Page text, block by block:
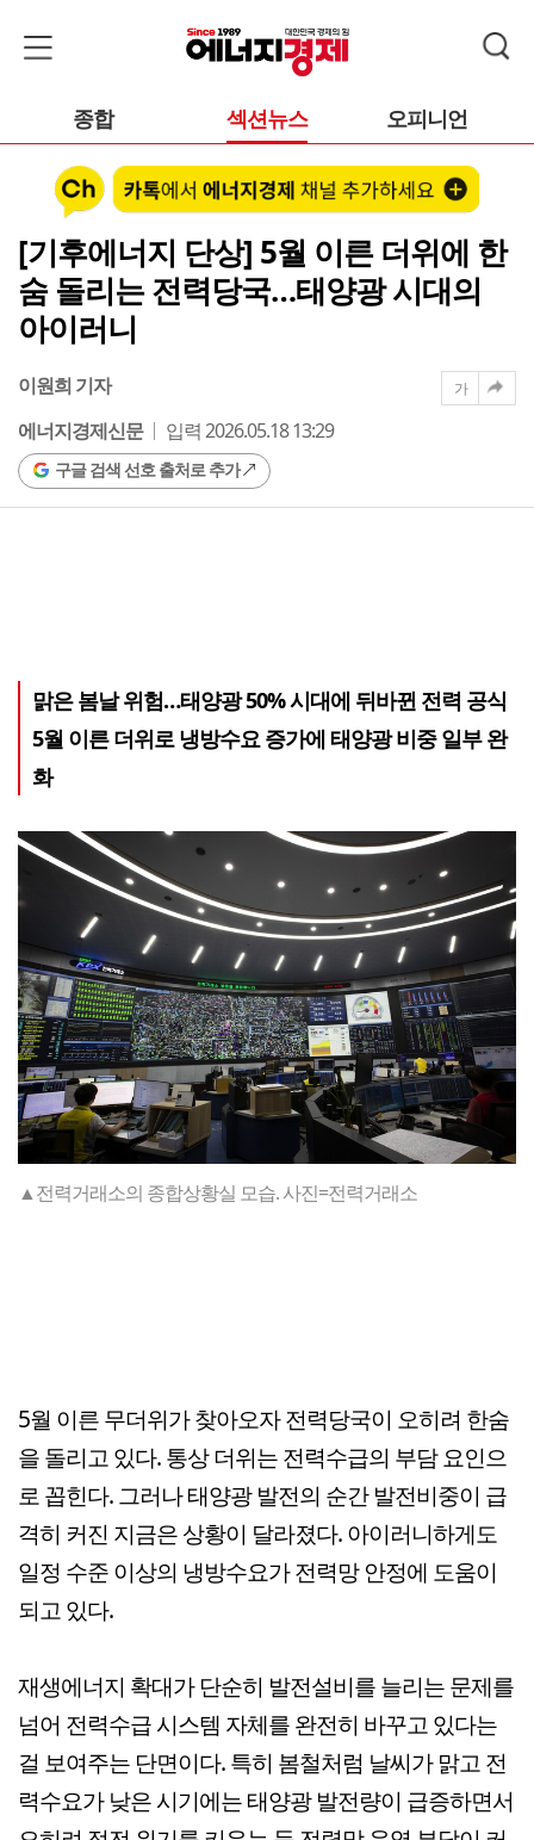
종합 섹션뉴스 오피니언
[기후에너지 단상] 5월 이른 더위에 한
숨 돌리는 전력당국…태양광 시대의
아이러니
이원희 기자
에너지경제신문
입력 2026.05.18 13:29
구글 검색 선호 출처로 추가
가
맑은 봄날 위험…태양광 50% 시대에 뒤바뀐 전력 공식
5월 이른 더위로 냉방수요 증가에 태양광 비중 일부 완
화
▲전력거래소의 종합상황실 모습. 사진=전력거래소
5월 이른 무더위가 찾아오자 전력당국이 오히려 한숨
을 돌리고 있다. 통상 더위는 전력수급의 부담 요인으
로 꼽힌다. 그러나 태양광 발전의 순간 발전비중이 급
격히 커진 지금은 상황이 달라졌다. 아이러니하게도
일정 수준 이상의 냉방수요가 전력망 안정에 도움이
되고 있다.
재생에너지 확대가 단순히 발전설비를 늘리는 문제를
넘어 전력수급 시스템 자체를 완전히 바꾸고 있다는
걸 보여주는 단면이다. 특히 봄철처럼 날씨가 맑고 전
력수요가 낮은 시기에는 태양광 발전량이 급증하면서